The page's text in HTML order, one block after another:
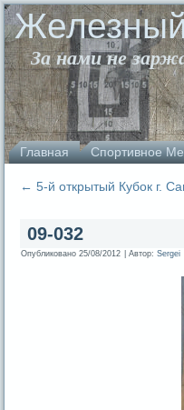
За нами не
Главная Спортивное
← 5-й открытый Кубок г.
09-032
Опубликовано 25/08/2012 Автор: Sergei